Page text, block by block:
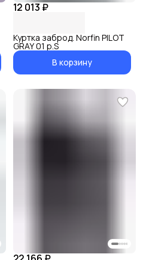
12 013 ₽
Куртка заброд. Norfin PILOT
GRAY 01 р.S
В корзину